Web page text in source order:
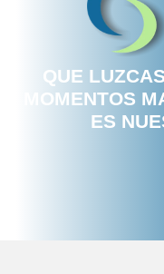
QUE
MOMENTOS
ES